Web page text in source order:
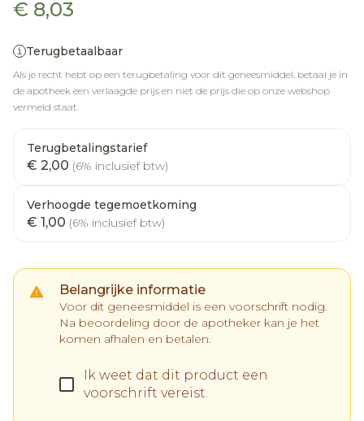
€ 8,03
Terugbetaalbaar
Als je recht hebt op een terugbetaling voor dit geneesmiddel, betaal je in
de apotheek een verlaagde prijs en niet de prijs die op onze webshop
vermeld staat.
Terugbetalingstarief
€ 2,00 (6% inclusief btw)
Verhoogde tegemoetkoming
€ 1,00 (6% inclusief btw)
Belangrijke informatie
Voor dit geneesmiddel is een voorschrift nodig.
Na beoordeling door de apotheker kan je het
komen afhalen en betalen.
Ik weet dat dit product een
voorschrift vereist.